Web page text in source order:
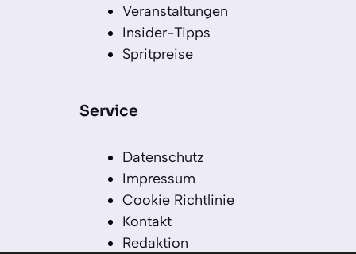
Veranstaltungen
Insider-Tipps
Spritpreise
Service
Datenschutz
Impressum
Cookie Richtlinie
Kontakt
Redaktion